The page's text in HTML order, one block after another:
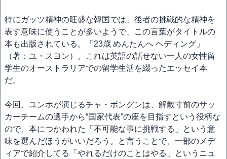
特にガッツ精神の旺盛な韓国では、後者の挑戦的な精神を
表す意味に使うことが多いようで、この言葉がタイトルの
本も出版されている。「23歳 めんたんへ ヘディング」
（著：ユ・スヨン）。これは英語の話せない一人の女性留
学生のオーストラリアでの留学生活を綴ったエッセイ本
だ。
今回、ユンホが演じるチャ・ボングンは、解散寸前のサッ
カーチームの選手から“国家代表”の座を目指すという役柄な
ので、本につかわれた「不可能な事に挑戦する」という意
味を選んだほうがいいだろう。と言うことで、一部のメデ
ィアで紹介してる「やれるだけのことはやる」というニュ